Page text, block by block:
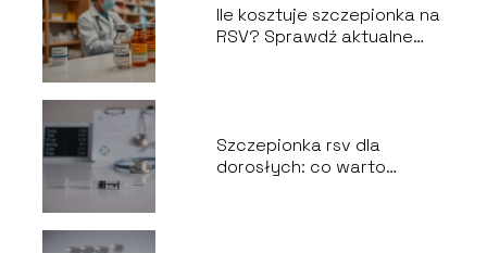
Ile kosztuje szczepionka na
RSV? Sprawdź aktualne
Szczepionka rsv dla
dorosłych: co warto